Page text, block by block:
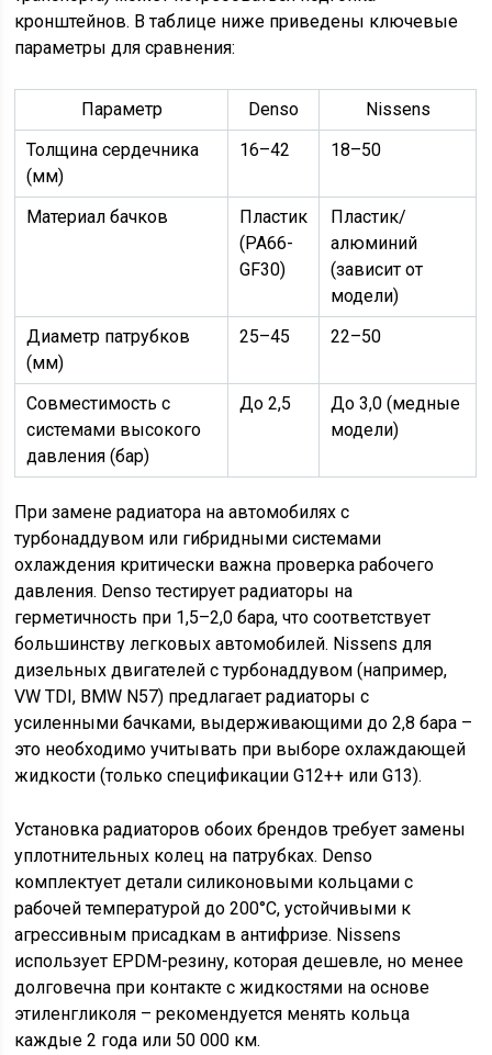
кронштейнов. В таблице ниже приведены ключевые
параметры для сравнения:
Параметр Denso
Nissens
Толщина сердечника
(мм)
16–42 18–50
Материал бачков
Пластик
(PA66-
GF30)
Пластик/
алюминий
(зависит от
модели)
Диаметр патрубков
(мм)
25–45 22–50
Совместимость с
системами высокого
давления (бар)
До 2,5
До 3,0 (медные
модели)
При замене радиатора на автомобилях с
турбонаддувом или гибридными системами
охлаждения критически важна проверка рабочего
давления. Denso тестирует радиаторы на
герметичность при 1,5–2,0 бара, что соответствует
большинству легковых автомобилей. Nissens для
дизельных двигателей с турбонаддувом (например,
VW TDI, BMW N57) предлагает радиаторы с
усиленными бачками, выдерживающими до 2,8 бара –
это необходимо учитывать при выборе охлаждающей
жидкости (только спецификации G12++ или G13).
Установка радиаторов обоих брендов требует замены
уплотнительных колец на патрубках. Denso
комплектует детали силиконовыми кольцами с
рабочей температурой до 200°C, устойчивыми к
агрессивным присадкам в антифризе. Nissens
использует EPDM-резину, которая дешевле, но менее
долговечна при контакте с жидкостями на основе
этиленгликоля – рекомендуется менять кольца
каждые 2 года или 50 000 км.